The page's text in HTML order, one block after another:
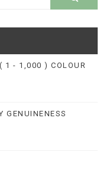
- 1,000 ) COLOUR
GENUINENESS